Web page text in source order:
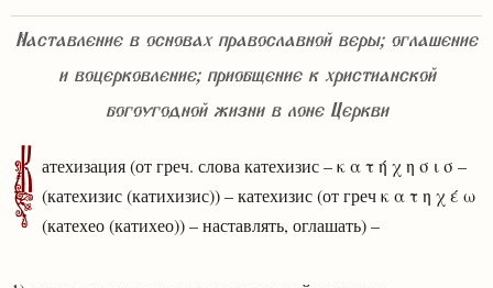
Наставление в основах православной веры; оглашение
и воцерковление; приобщение к христианской
богоугодной жизни в лоне Церкви
К атехизация (от греч. слова катехизис – κ α τ ή χ η σ ι σ –
(катехизис (катихизис)) – катехизис (от греч κ α τ η χ έ ω
(катехео (катихео)) – наставлять, оглашать) –